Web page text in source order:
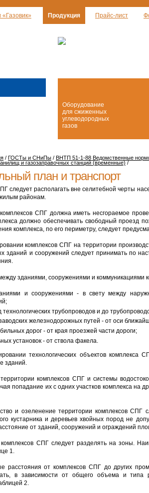
Продукция Прайс-лист
Оборудование
для сжиженных
углеводородных
газов
/ ГОСТы и СНиПы / ВНТП 51-1-88 Ведомственные нормы
и газозаправочных станций (временные)/
план и транспорт
следует располагать вне селитебной черты
районам.
СПГ должна иметь несгораемое
должно обеспечивать свободный проезд
комплекса, по его периметру, следует
комплексов СПГ на территории
зданий и сооружений следует принимать по
зданиями, сооружениями и
и сооружениями - в свету между
технологических трубопроводов и до
железнодорожных путей - от оси
дорог - от края проезжей части дороги;
установок - от ствола факела.
технологических объектов
зданий.
комплексов СПГ и системы
попадание их с одних участков комплекса на
и озеленение территории комплексов СПГ
кустарника и деревьев хвойных пород не
от зданий, сооружений и ограждений
СПГ следует разделять на зоны.
1.
расстояния от комплексов СПГ до других
в зависимости от общего объема и типа
2.